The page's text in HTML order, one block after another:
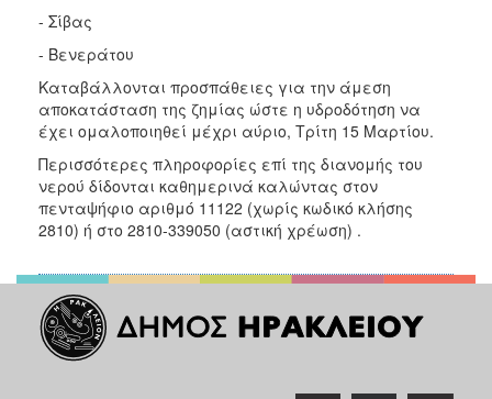
ΤΟΠΟΣ
ΠΟΛΙΤΙΣΜΟΣ
ΑΝΘΕΚΤΙΚΗ
ΠΟΛΗ
- Σίβας
- Βενεράτου
Καταβάλλονται προσπάθειες για την άμεση
αποκατάσταση της ζημίας ώστε η υδροδότηση να
έχει ομαλοποιηθεί μέχρι αύριο, Τρίτη 15 Μαρτίου.
Περισσότερες πληροφορίες επί της διανομής του
νερού δίδονται καθημερινά καλώντας στον
πενταψήφιο αριθμό 11122 (χωρίς κωδικό κλήσης
2810) ή στο 2810-339050 (αστική χρέωση) .